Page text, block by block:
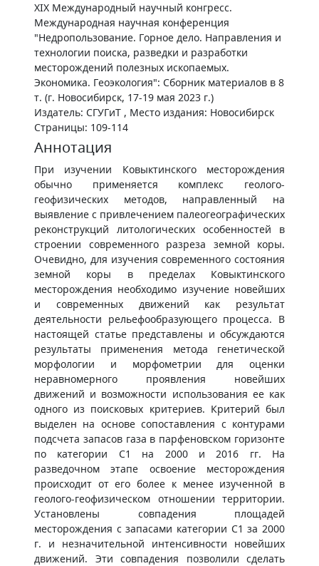
XIX Международный научный конгресс.
Международная научная конференция
"Недропользование. Горное дело. Направления и
технологии поиска, разведки и разработки
месторождений полезных ископаемых.
Экономика. Геоэкология": Сборник материалов в 8
т. (г. Новосибирск, 17-19 мая 2023 г.)
Издатель: СГУГиТ , Место издания: Новосибирск
Страницы: 109-114
Аннотация
При изучении Ковыктинского месторождения
обычно применяется комплекс геолого-
геофизических методов, направленный на
выявление с привлечением палеогеографических
реконструкций литологических особенностей в
строении современного разреза земной коры.
Очевидно, для изучения современного состояния
земной коры в пределах Ковыктинского
месторождения необходимо изучение новейших
и современных движений как результат
деятельности рельефообразующего процесса. В
настоящей статье представлены и обсуждаются
результаты применения метода генетической
морфологии и морфометрии для оценки
неравномерного проявления новейших
движений и возможности использования ее как
одного из поисковых критериев. Критерий был
выделен на основе сопоставления с контурами
подсчета запасов газа в парфеновском горизонте
по категории C1 на 2000 и 2016 гг. На
разведочном этапе освоение месторождения
происходит от его более к менее изученной в
геолого-геофизическом отношении территории.
Установлены совпадения площадей
месторождения с запасами категории C1 за 2000
г. и незначительной интенсивности новейших
движений. Эти совпадения позволили сделать